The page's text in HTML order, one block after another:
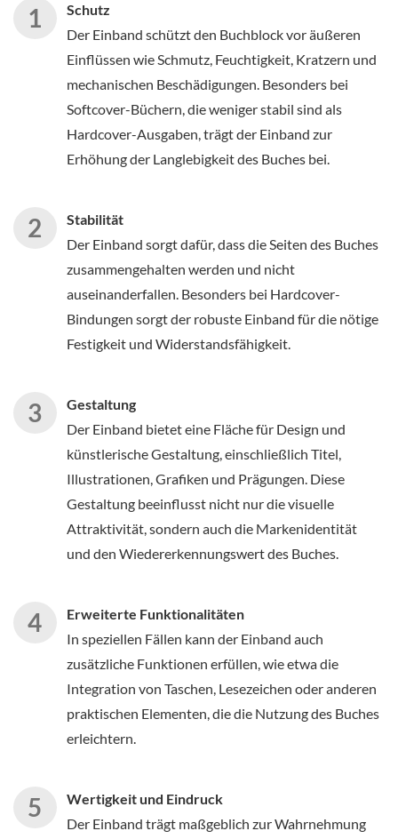
Schutz
Der Einband schützt den Buchblock vor äußeren
Einflüssen wie Schmutz, Feuchtigkeit, Kratzern und
mechanischen Beschädigungen. Besonders bei
Softcover-Büchern, die weniger stabil sind als
Hardcover-Ausgaben, trägt der Einband zur
Erhöhung der Langlebigkeit des Buches bei.
Stabilität
Der Einband sorgt dafür, dass die Seiten des Buches
zusammengehalten werden und nicht
auseinanderfallen. Besonders bei Hardcover-
Bindungen sorgt der robuste Einband für die nötige
Festigkeit und Widerstandsfähigkeit.
Gestaltung
Der Einband bietet eine Fläche für Design und
künstlerische Gestaltung, einschließlich Titel,
Illustrationen, Grafiken und Prägungen. Diese
Gestaltung beeinflusst nicht nur die visuelle
Attraktivität, sondern auch die Markenidentität
und den Wiedererkennungswert des Buches.
Erweiterte Funktionalitäten
In speziellen Fällen kann der Einband auch
zusätzliche Funktionen erfüllen, wie etwa die
Integration von Taschen, Lesezeichen oder anderen
praktischen Elementen, die die Nutzung des Buches
erleichtern.
Wertigkeit und Eindruck
Der Einband trägt maßgeblich zur Wahrnehmung